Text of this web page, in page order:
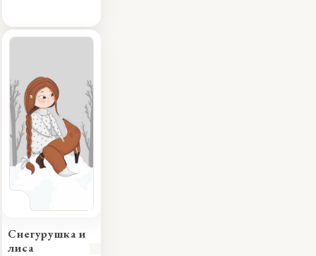
Снегурушка и
лиса